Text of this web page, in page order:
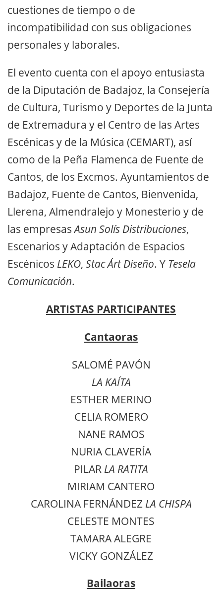
cuestiones de tiempo o de
incompatibilidad con sus obligaciones
personales y laborales.
El evento cuenta con el apoyo entusiasta
de la Diputación de Badajoz, la Consejería
de Cultura, Turismo y Deportes de la Junta
de Extremadura y el Centro de las Artes
Escénicas y de la Música (CEMART), así
como de la Peña Flamenca de Fuente de
Cantos, de los Excmos. Ayuntamientos de
Badajoz, Fuente de Cantos, Bienvenida,
Llerena, Almendralejo y Monesterio y de
las empresasAsun Solís Distribuciones,
Escenarios y Adaptación de Espacios
Escénicos LEKO, Stac Árt Diseño. Y Tesela
Comunicación.
ARTISTAS PARTICIPANTES
Cantaoras
SALOMÉ PAVÓN
LA KAÍTA
ESTHER MERINO
CELIA ROMERO
NANE RAMOS
NURIA CLAVERÍA
PILAR LA RATITA
MIRIAM CANTERO
CAROLINA FERNÁNDEZ LA CHISPA
CELESTE MONTES
TAMARA ALEGRE
VICKY GONZÁLEZ
Bailaoras